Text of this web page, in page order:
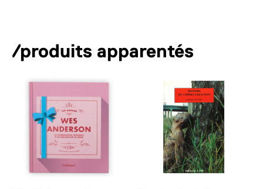
t
/produits apparentés